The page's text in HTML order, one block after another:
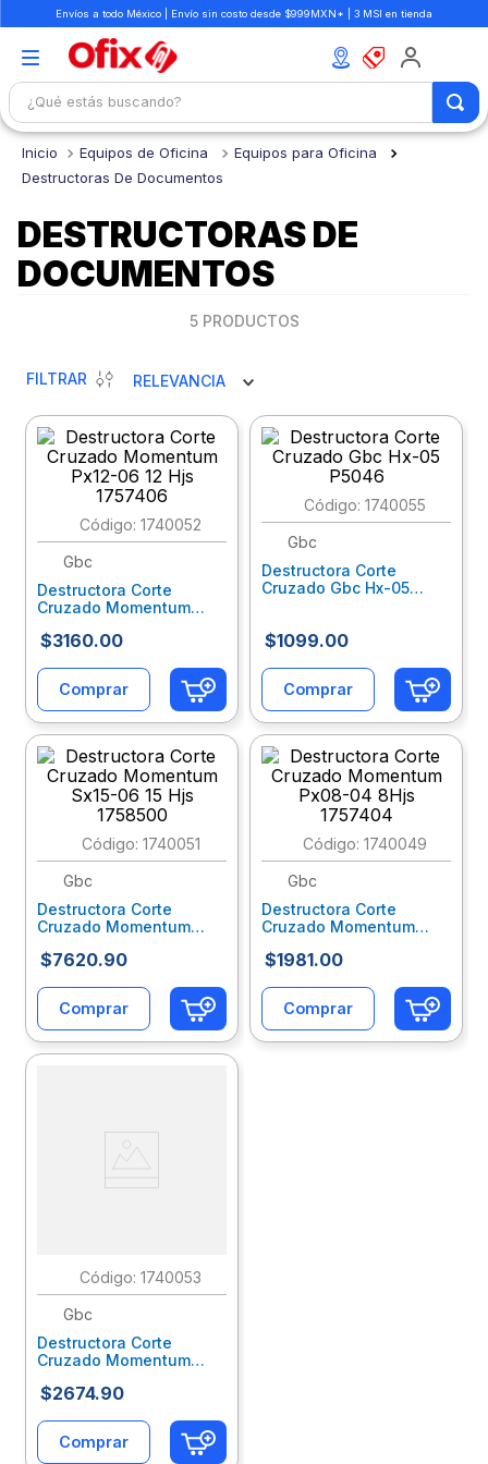
Envíos a todo México | Envío sin costo desde $999MXN* | 3 MSI en tienda
¿Qué estás buscando?
Equipos de Oficina
Equipos para Oficina
Destructoras De Documentos
DESTRUCTORAS DE
DOCUMENTOS
5 PRODUCTOS
FILTRAR RELEVANCIA
: 1740052
Gbc
Destructora Corte
Cruzado Momentum
$3160.00
Comprar
: 1740055
Gbc
Destructora Corte
Cruzado Gbc Hx-05
$1099.00
Comprar
: 1740051
Gbc
Destructora Corte
Cruzado Momentum
$7620.90
Comprar
: 1740049
Gbc
Destructora Corte
Cruzado Momentum
$1981.00
Comprar
: 1740053
Gbc
Destructora Corte
Cruzado Momentum
$2674.90
Comprar
TÉRMINOS MÁS BUSCADOS
1.
mochilas
2
libretas
4
cuadernos
6.
boligrafo
8.
sacapuntas
lapiz
escolar